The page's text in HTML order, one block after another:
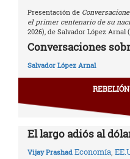
Presentación de
el primer centenario de su
2026), de Salvador López Arnal
Conversaciones
Salvador López Arnal
El largo adiós al
Vijay Prashad Economía